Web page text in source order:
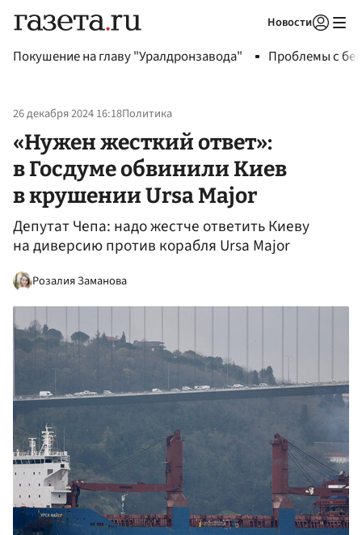
Новости
Покушение на главу "Уралдронзавода" Проблемы с
26 декабря 2024 16:18Политика
«Нужен жесткий ответ»:
в Госдуме обвинили Киев
в крушении Ursa Major
Депутат Чепа: надо жестче ответить Киеву
на диверсию против корабля Ursa Major
Розалия Заманова